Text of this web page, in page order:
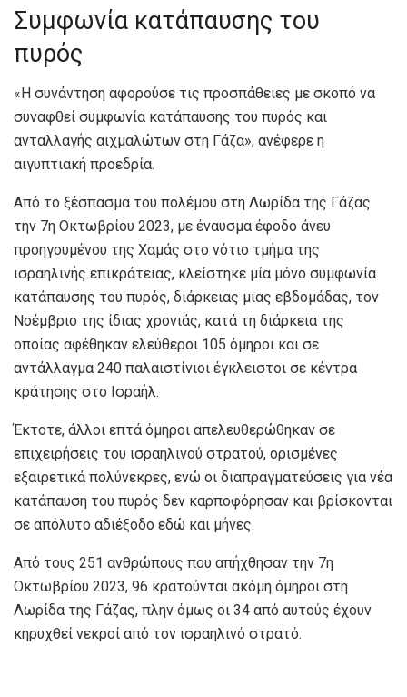
Συμφωνία κατάπαυσης του
πυρός
«Η συνάντηση αφορούσε τις προσπάθειες με σκοπό να
συναφθεί συμφωνία κατάπαυσης του πυρός και
ανταλλαγής αιχμαλώτων στη Γάζα», ανέφερε η
αιγυπτιακή προεδρία.
Από το ξέσπασμα του πολέμου στη Λωρίδα της Γάζας
την 7η Οκτωβρίου 2023, με έναυσμα έφοδο άνευ
προηγουμένου της Χαμάς στο νότιο τμήμα της
ισραηλινής επικράτειας, κλείστηκε μία μόνο συμφωνία
κατάπαυσης του πυρός, διάρκειας μιας εβδομάδας, τον
Νοέμβριο της ίδιας χρονιάς, κατά τη διάρκεια της
οποίας αφέθηκαν ελεύθεροι 105 όμηροι και σε
αντάλλαγμα 240 παλαιστίνιοι έγκλειστοι σε κέντρα
κράτησης στο Ισραήλ.
Έκτοτε, άλλοι επτά όμηροι απελευθερώθηκαν σε
επιχειρήσεις του ισραηλινού στρατού, ορισμένες
εξαιρετικά πολύνεκρες, ενώ οι διαπραγματεύσεις για νέα
κατάπαυση του πυρός δεν καρποφόρησαν και βρίσκονται
σε απόλυτο αδιέξοδο εδώ και μήνες.
Από τους 251 ανθρώπους που απήχθησαν την 7η
Οκτωβρίου 2023, 96 κρατούνται ακόμη όμηροι στη
Λωρίδα της Γάζας, πλην όμως οι 34 από αυτούς έχουν
κηρυχθεί νεκροί από τον ισραηλινό στρατό.